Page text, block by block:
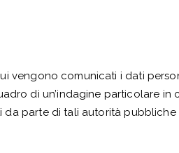
vengono comunicati i dati
di un’indagine particolare in
parte di tali autorità pubbliche